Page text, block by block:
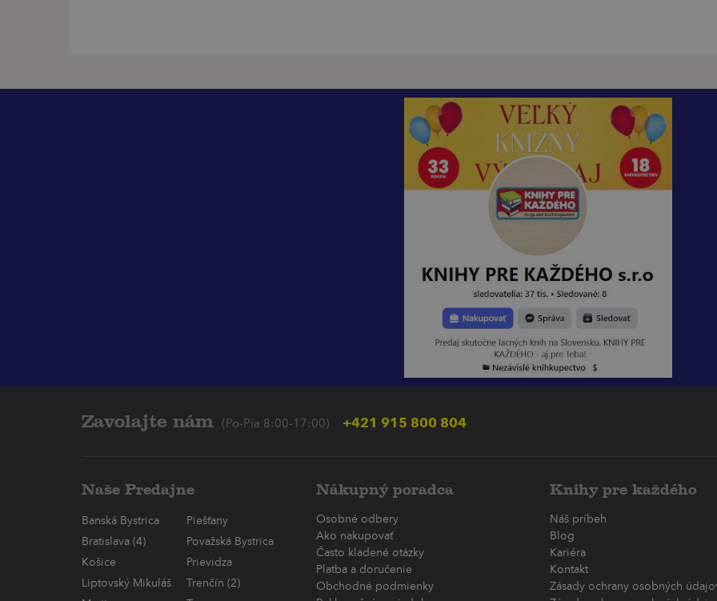
Zavolajte nám (Po-Pia 8:00-17:00) +421 915 800 804
Naše Predajne
Banská Bystrica
Piešťany
Bratislava (4)
Považská Bystrica
Košice
Prievidza
Liptovský Mikuláš
Trenčín (2)
Nákupný poradca
Osobné odbery
Ako nakupovať
Často kladené otázky
Platba a doručenie
Obchodné podmienky
Knihy pre každého
Náš príbeh
Blog
Kariéra
Kontakt
Zásady ochrany osobných